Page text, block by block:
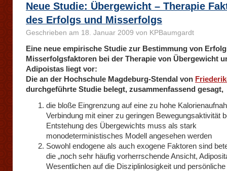
Neue Studie: Übergewicht – Therapie
des Erfolgs und Misserfolgs
Geschrieben am 18. Januar 2009 von KPBaumgardt
Eine neue empirische Studie zur Bestimmung von
Misserfolgsfaktoren bei der Therapie von Übergewicht
Adipoistas liegt vor:
Die an der Hochschule Magdeburg-Stendal von
durchgeführte Studie belegt, zusammenfassend gesagt,
die bloße Eingrenzung auf eine zu hohe
Verbindung mit einer zu geringen Bewegungsaktivität
Entstehung des Übergewichts muss als stark
monodeterministisches Modell angesehen werden
Sowohl endogene als auch exogene Faktoren sind
die „noch sehr häufig vorherrschende Ansicht,
Wesentlichen auf die Disziplinlosigkeit und